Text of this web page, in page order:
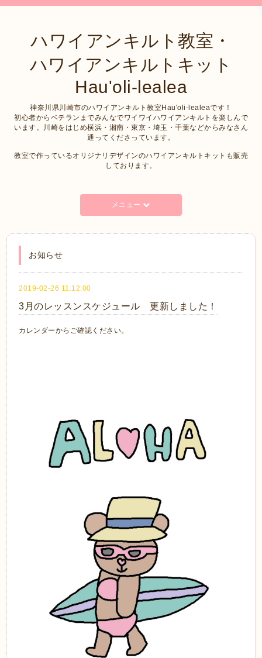
ハワイアンキルト教室・
ハワイアンキルトキット
Hau'oli-lealea
神奈川県川崎市のハワイアンキルト教室Hau'oli-lealeaです！
初心者からベテランまでみんなでワイワイハワイアンキルトを楽しんで
います。川崎をはじめ横浜・湘南・東京・埼玉・千葉などからみなさん
通ってくださっています。
教室で作っているオリジナリデザインのハワイアンキルトキットも販売
しております。
メニュー
お知らせ
2019-02-26 11:12:00
3月のレッスンスケジュール 更新しました！
カレンダーからご確認ください。